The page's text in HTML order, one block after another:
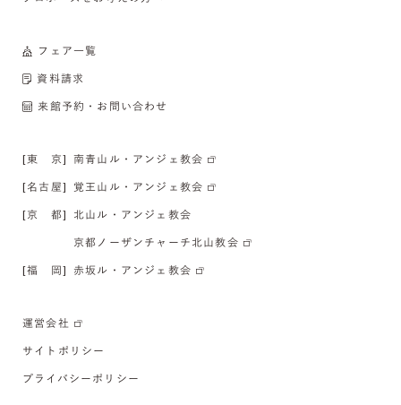
フェア一覧
資料請求
来館予約・お問い合わせ
[東 京] 南青山ル・アンジェ教会
[名古屋] 覚王山ル・アンジェ教会
[京 都] 北山ル・アンジェ教会
京都ノーザンチャーチ北山教会
[福 岡] 赤坂ル・アンジェ教会
運営会社
サイトポリシー
プライバシーポリシー